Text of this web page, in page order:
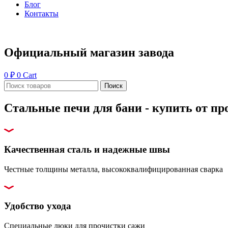
Блог
Контакты
Официальный магазин завода
0 ₽ 0 Cart
Поиск
Стальные печи для бани - купить от
Качественная сталь и надежные швы
Честные толщины металла, высококвалифицированная сварка
Удобство ухода
Специальные люки для прочистки сажи